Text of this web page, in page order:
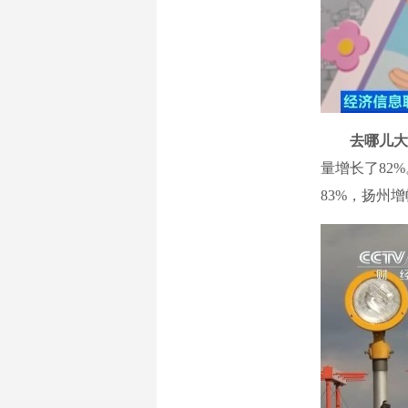
去哪儿
量增长了
83%，扬州